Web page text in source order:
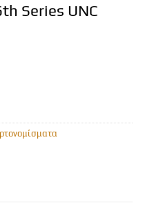
Series UNC